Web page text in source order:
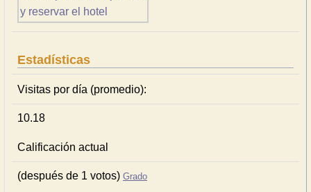
Estadísticas
Visitas por día (promedio):
10.18
Calificación actual
(después de 1 votos) Grado